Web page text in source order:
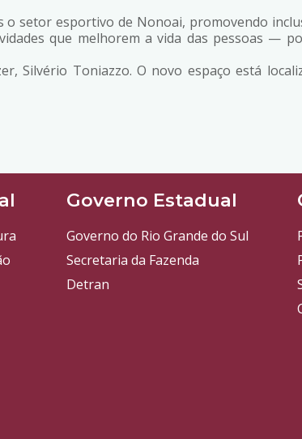
o setor esportivo de Nonoai, promovendo
que melhorem a vida das pessoas —
Silvério Toniazzo. O novo espaço está
Governo Estadual
Governo do Rio Grande do Sul
Secretaria da Fazenda
Detran